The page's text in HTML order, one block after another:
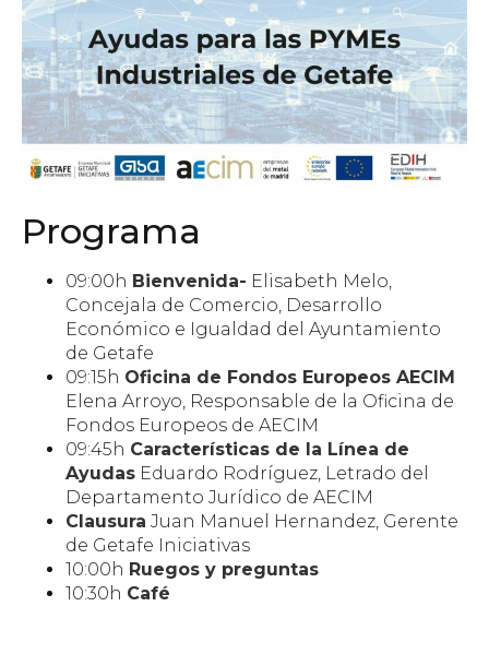
Programa
09:00h Bienvenida- Elisabeth Melo,
Concejala de Comercio, Desarrollo
Económico e Igualdad del Ayuntamiento
de Getafe
09:15h Oficina de Fondos Europeos AECIM
Elena Arroyo, Responsable de la Oficina de
Fondos Europeos de AECIM
09:45h Características de la Línea de
Ayudas Eduardo Rodríguez, Letrado del
Departamento Jurídico de AECIM
Clausura Juan Manuel Hernandez, Gerente
de Getafe Iniciativas
10:00h Ruegos y preguntas
10:30h Café